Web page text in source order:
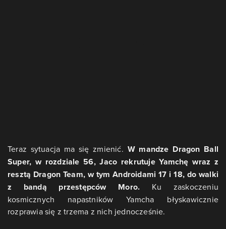
Teraz sytuacja ma się zmienić. W mandze Dragon Ball
Super, w rozdziale 56, Jaco rekrutuje Yamchę wraz z
resztą Dragon Team, w tym Androidami 17 i 18, do walki
z bandą przestępców Moro. Ku zaskoczeniu
kosmicznych napastników Yamcha błyskawicznie
rozprawia się z trzema z nich jednocześnie.